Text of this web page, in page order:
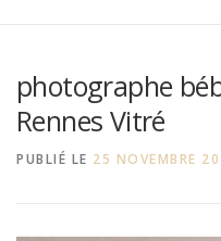
photographe
Rennes Vitré
PUBLIÉ LE 25 NOVEMBRE